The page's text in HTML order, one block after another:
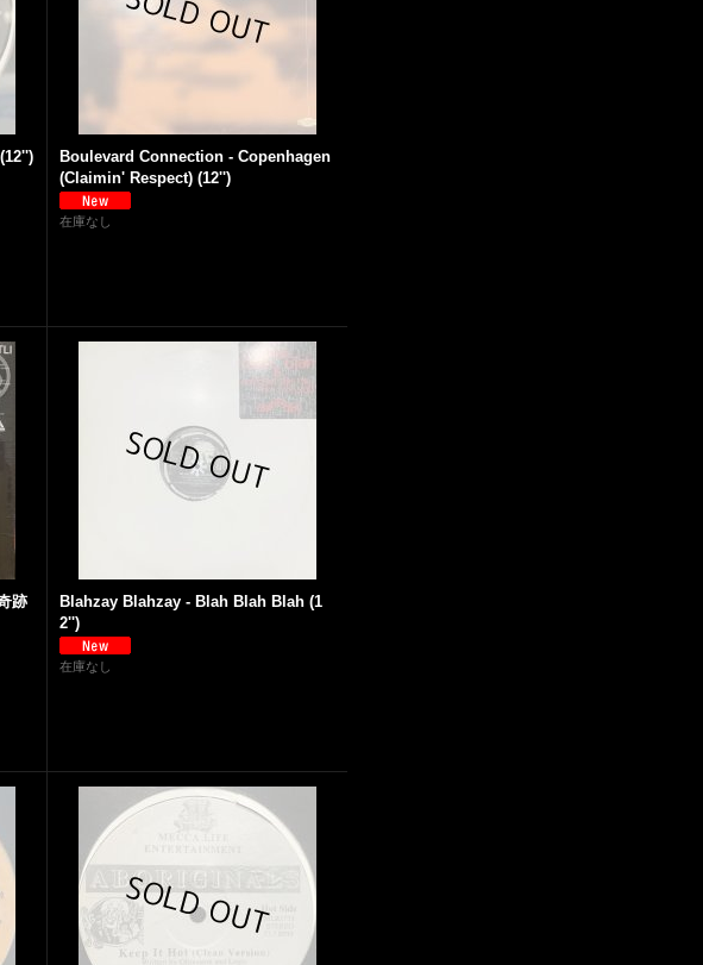
Boulevard Connection - Copenhagen
(Claimin' Respect) (12'')
在庫なし
跡
Blahzay Blahzay - Blah Blah Blah (1
2'')
在庫なし